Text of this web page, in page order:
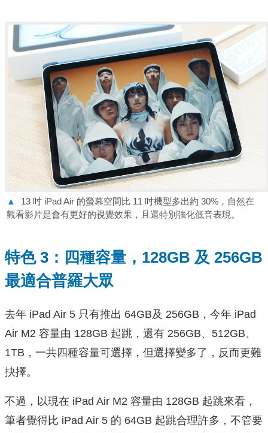
▲
13 吋 iPad Air 的螢幕空間比 11 吋機型多出約 30%，自然在
觀看影片是會有更好的視覺效果，且還特別強化低音表現。
特色 3：四種容量，128GB 及 256GB
最適合普羅大眾
去年 iPad Air 5 只有推出 64GB及 256GB，今年 iPad
Air M2 容量由 128GB 起跳，還有 256GB、512GB、
1TB，一共四種容量可選擇，但選擇變多了，反而更難
抉擇。
不過，以現在 iPad Air M2 容量由 128GB 起跳來看，
筆者覺得比 iPad Air 5 的 64GB 起跳合理許多，不管要